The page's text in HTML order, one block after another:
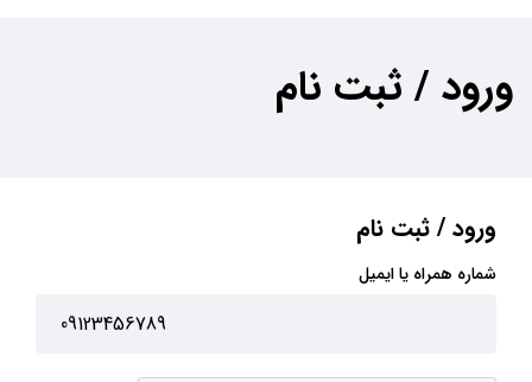
ورود / ثبت نام
ورود / ثبت نام
شماره همراه یا ایمیل